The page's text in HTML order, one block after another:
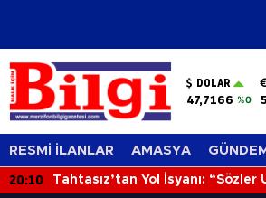
DOLAR
47,7166 %0
RESMİ İLANLAR AMASYA GÜNDEM
20:10 Tahtasız’tan Yol İsyanı: “Sözler